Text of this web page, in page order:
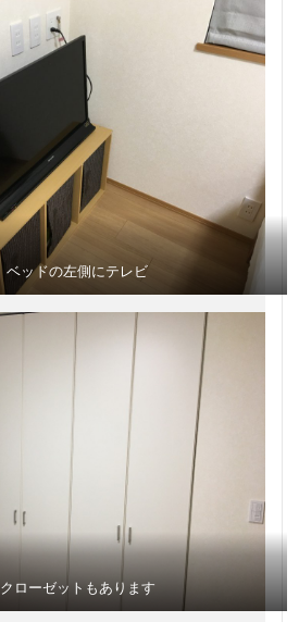
ベッドの左側にテレビ
クローゼットもあります